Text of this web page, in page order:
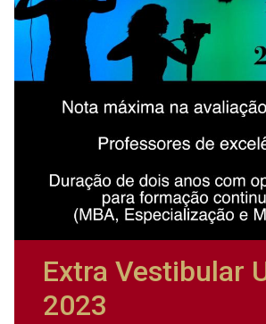
Extra Vestibular
2023